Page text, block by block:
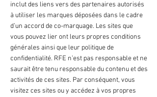
inclut des liens vers des partenaires autorisés
à utiliser les marques déposées dans le cadre
d’un accord de co-marquage. Les sites que
vous pouvez lier ont leurs propres conditions
générales ainsi que leur politique de
confidentialité. RFE n’est pas responsable et ne
saurait être tenu responsable du contenu et des
activités de ces sites. Par conséquent, vous
visitez ces sites ou y accédez à vos propres